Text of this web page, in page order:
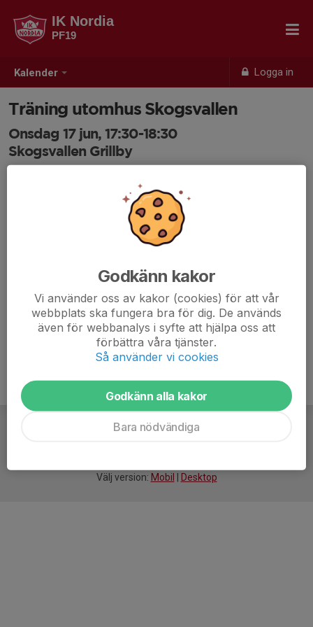
Kalender Logga in
IK Nordia
PF19
Träning utomhus Skogsvallen
Onsdag 17 jun, 17:30-18:30
Skogsvallen Grillby
Sista träningen för terminen.
Välj version: Mobil Desktop
Godkänn kakor
Vi använder oss av kakor (cookies) för att vår
webbplats ska fungera bra för dig. De används
även för webbanalys i syfte att hjälpa oss att
förbättra våra tjänster.
Så använder vi cookies
Godkänn alla kakor
Bara nödvändiga